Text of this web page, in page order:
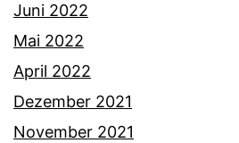
Juni 2022
Mai 2022
April 2022
Dezember 2021
November 2021